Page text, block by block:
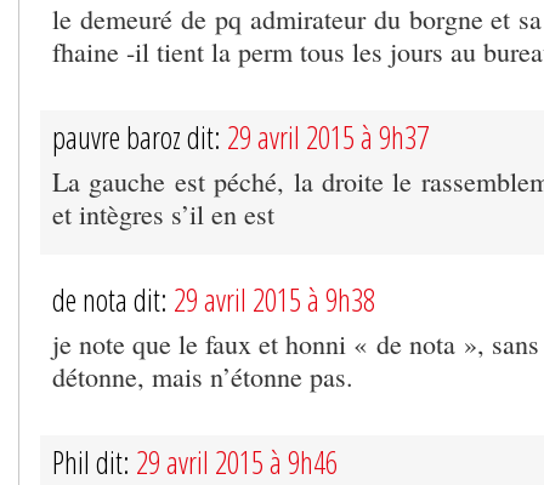
le demeuré de pq admirateur du borgne et
fhaine -il tient la perm tous les jours au
pauvre baroz dit: 29 avril 2015 à 9h37
La gauche est péché, la droite le
et intègres s’il en est
de nota dit: 29 avril 2015 à 9h38
je note que le faux et honni « de nota »,
détonne, mais n’étonne pas.
Phil dit: 29 avril 2015 à 9h46